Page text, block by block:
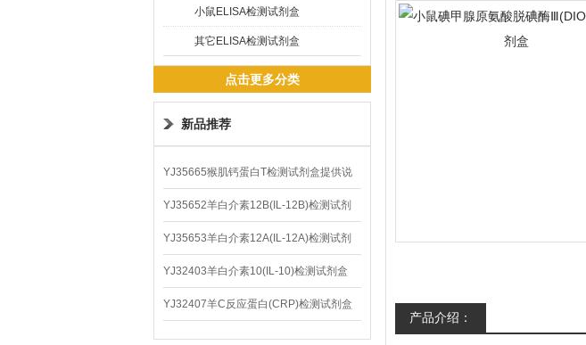
小鼠ELISA检测试剂盒
其它ELISA检测试剂盒
点击更多分类
新品推荐
YJ35665猴肌钙蛋白T检测试剂盒提供说
明书
YJ35652羊白介素12B(IL-12B)检测试剂
盒
YJ35653羊白介素12A(IL-12A)检测试剂
盒
YJ32403羊白介素10(IL-10)检测试剂盒
YJ32407羊C反应蛋白(CRP)检测试剂盒
产品介绍：